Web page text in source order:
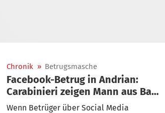
Chronik » Betrugsmasche
Facebook-Betrug in Andrian:
Carabinieri zeigen Mann aus Bari
an
Wenn Betrüger über Social Media